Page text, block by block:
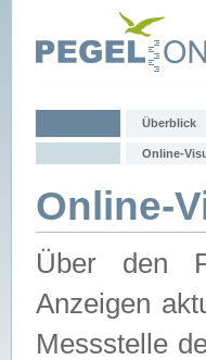
Überblick
Online-
Online-
Über den
Anzeigen
Messstelle